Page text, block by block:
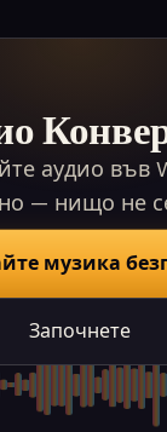
аудио във
— нищо не
музика
Започнете